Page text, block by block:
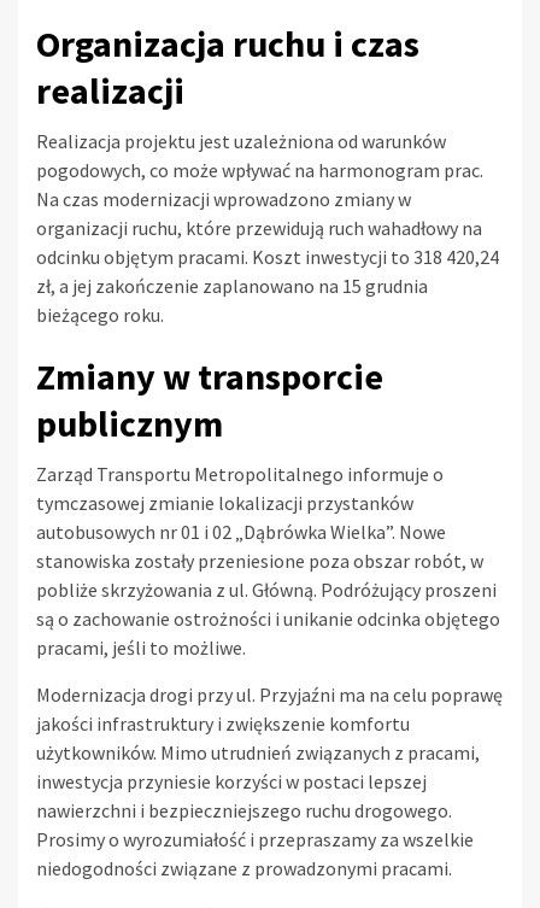
Organizacja ruchu i czas
realizacji
Realizacja projektu jest uzależniona od warunków
pogodowych, co może wpływać na harmonogram prac.
Na czas modernizacji wprowadzono zmiany w
organizacji ruchu, które przewidują ruch wahadłowy na
odcinku objętym pracami. Koszt inwestycji to 318 420,24
zł, a jej zakończenie zaplanowano na 15 grudnia
bieżącego roku.
Zmiany w transporcie
publicznym
Zarząd Transportu Metropolitalnego informuje o
tymczasowej zmianie lokalizacji przystanków
autobusowych nr 01 i 02 „Dąbrówka Wielka”. Nowe
stanowiska zostały przeniesione poza obszar robót, w
pobliże skrzyżowania z ul. Główną. Podróżujący proszeni
są o zachowanie ostrożności i unikanie odcinka objętego
pracami, jeśli to możliwe.
Modernizacja drogi przy ul. Przyjaźni ma na celu poprawę
jakości infrastruktury i zwiększenie komfortu
użytkowników. Mimo utrudnień związanych z pracami,
inwestycja przyniesie korzyści w postaci lepszej
nawierzchni i bezpieczniejszego ruchu drogowego.
Prosimy o wyrozumiałość i przepraszamy za wszelkie
niedogodności związane z prowadzonymi pracami.